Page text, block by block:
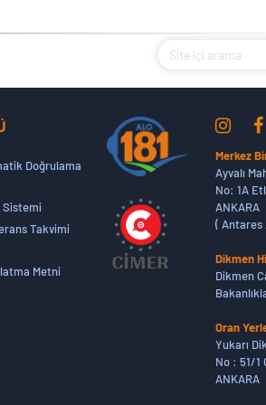
Doğrulama
Takvimi
Metni
Merkez
Ayvalı
No: 1A
ANKARA
( Antares
Dikmen
Dikmen
Oran
Yukarı
No : 51/1
ANKARA